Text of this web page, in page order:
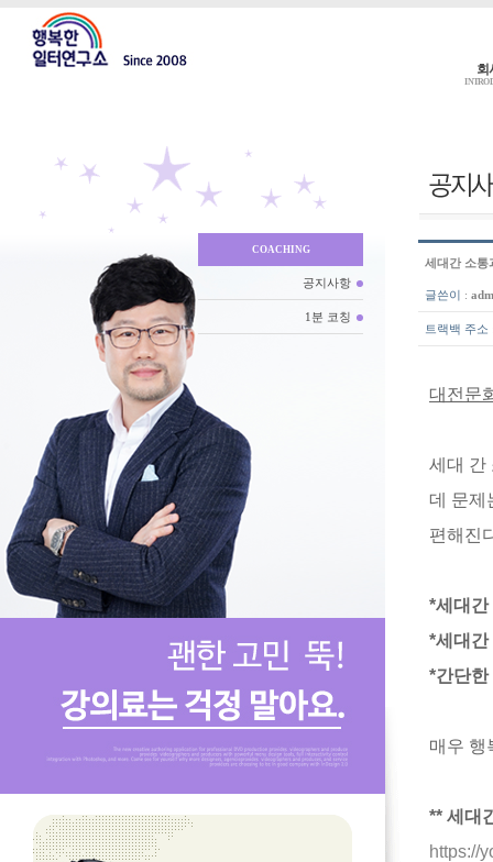
회
COACHING
공지사항
1분 코칭
세대간 소통
글쓴이 :
트랙백 주소
대전문
세대 간
데 문제
편해진
*세대간
*세대간
*간단한
매우 행
** 세대
https://